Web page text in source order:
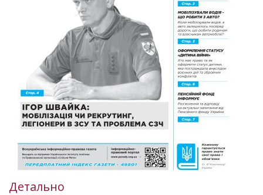
Детально